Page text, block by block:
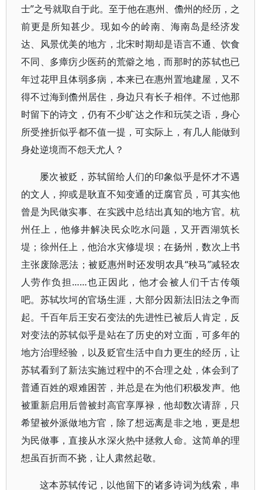
士”之号就取自于此。至于他在惠州、儋州的经历，之
前更是所知甚少。现如今的岭南、海南岛是经济发
达、风景优美的地方，北宋时期却是语言不通、饮食
不同、多瘴疠少医药的荒僻之地，而那时的苏轼也已
年过花甲且体弱多病，本来已在惠州置地建屋，又不
得不过海到儋州居住，身边只有长子相伴。不过他那
时留下的诗文，仍有不少旷达之作和玩笑之语，身心
所受挫折似乎都不值一提，可实际上，有几人能做到
身处逆境而不怨天尤人？
屡次被贬，苏轼留给人们的印象似乎是怀才不遇
的文人，抑或是耿直不知变通的迂腐官员，可其实他
曾是为民做实事、在实践中总结出真知的地方官。杭
州任上，他修井解决民众吃水问题，又开西湖筑长
堤；徐州任上，他治水灾修堤坝；在扬州，数次上书
主张废除恶法；被贬惠州时还发明农具“秧马”减轻农
人劳作负担……也正因此，他才会被人们千古传颂
吧。苏轼坎坷的官场生涯，大部分因新法旧法之争而
起。千百年后王安石变法的先进性已被后人肯定，反
对变法的苏轼似乎是站在了历史的对立面，可多年的
地方治理经验，以及贬官生活中自力更生的经历，让
苏轼看到了新法实施过程中的不合理之处，体会到了
普通百姓的艰难困苦，并总是在为他们积极发声。他
被重新启用后曾被封高官享厚禄，他却数次请辞，只
希望被外派做地方官，除了想远离是非之地，更是想
为民做事，直接从水深火热中拯救人命。这简单的理
想虽百折而不挠，让人肃然起敬。
这本苏轼传记，以他留下的诸多诗词为线索，串